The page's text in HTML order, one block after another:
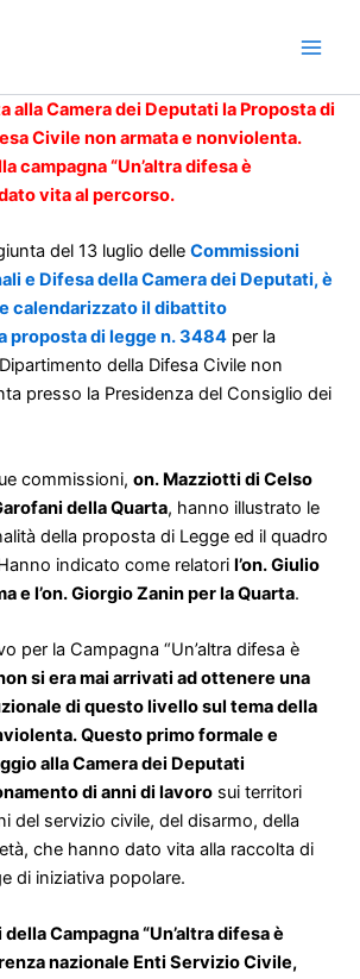
alla Camera dei Deputati la Proposta di
Civile non armata e nonviolenta.
campagna “Un’altra difesa è
vita al percorso.
del 13 luglio delle Commissioni
e Difesa della Camera dei Deputati, è
calendarizzato il dibattito
proposta di legge n. 3484 per la
della Difesa Civile non
presso la Presidenza del Consiglio dei
commissioni, on. Mazziotti di Celso
della Quarta, hanno illustrato le
della proposta di Legge ed il quadro
indicato come relatori l’on. Giulio
e l’on. Giorgio Zanin per la Quarta.
per la Campagna “Un’altra difesa è
si era mai arrivati ad ottenere una
di questo livello sul tema della
Questo primo formale e
alla Camera dei Deputati
di anni di lavoro sui territori
del servizio civile, del disarmo, della
che hanno dato vita alla raccolta di
di iniziativa popolare.
Campagna “Un’altra difesa è
nazionale Enti Servizio Civile,